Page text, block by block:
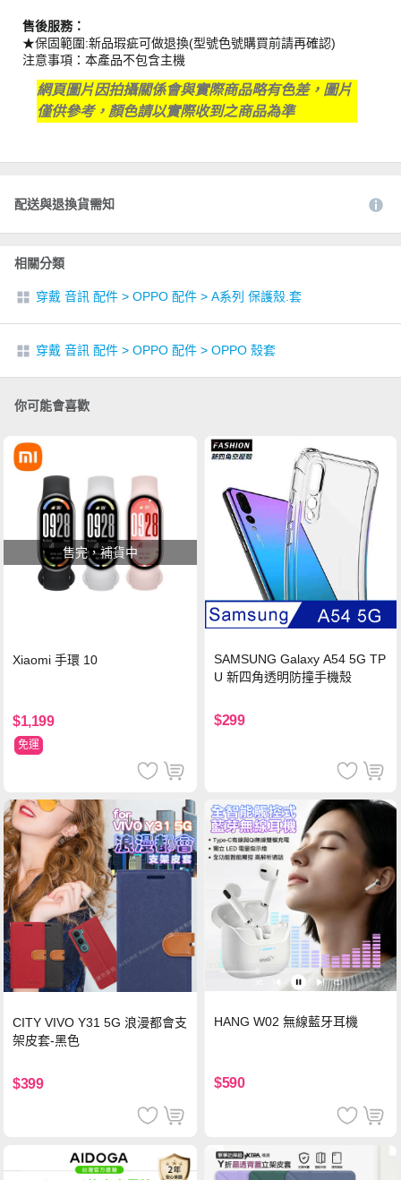
售後服務：
★保固範圍:新品瑕疵可做退換(型號色號購買前請再確認)
注意事項：本產品不包含主機
網頁圖片因拍攝關係會與實際商品略有色差，圖片
僅供參考，顏色請以實際收到之商品為準
配送與退換貨需知
相關分類
穿戴 音訊 配件 > OPPO 配件 > A系列 保護殼.套
穿戴 音訊 配件 > OPPO 配件 > OPPO 殼套
你可能會喜歡
售完，補貨中
Xiaomi 手環 10
$1,199
免運
SAMSUNG Galaxy A54 5G TP
U 新四角透明防撞手機殼
$299
CITY VIVO Y31 5G 浪漫都會支
架皮套-黑色
$399
HANG W02 無線藍牙耳機
$590